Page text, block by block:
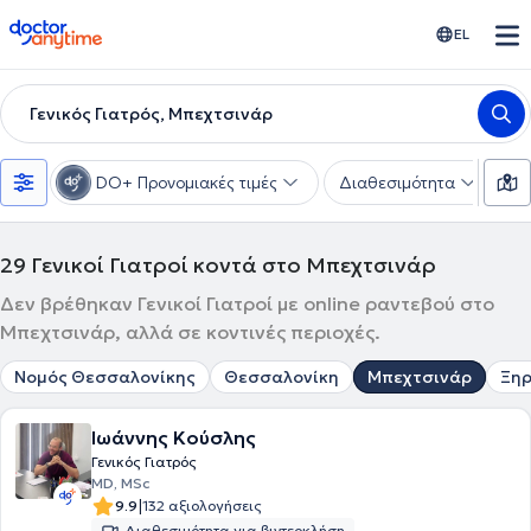
doctoranytime EL
Γενικός Γιατρός, Μπεχτσινάρ
DO+ Προνομιακές τιμές Διαθεσιμότητα
29 Γενικοί Γιατροί κοντά στο Μπεχτσινάρ
Δεν βρέθηκαν Γενικοί Γιατροί με online ραντεβού στο
Μπεχτσινάρ, αλλά σε κοντινές περιοχές.
Νομός Θεσσαλονίκης Θεσσαλονίκη Μπεχτσινάρ
Ιωάννης Κούσλης
Γενικός Γιατρός
MD, MSc
9.9|132 αξιολογήσεις